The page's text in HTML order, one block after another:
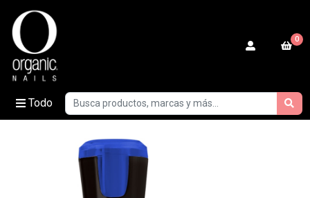
Todo
0